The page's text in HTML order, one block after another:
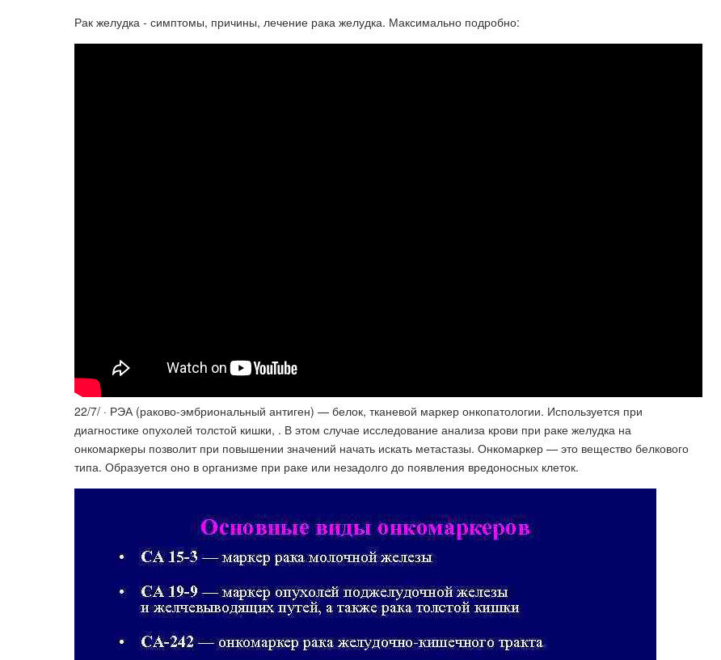
Рак желудка - симптомы, причины, лечение рака желудка. Максимально подробно:
22/7/ · РЭА (раково-эмбриональный антиген) — белок, тканевой маркер онкопатологии. Используется при
диагностике опухолей толстой кишки, . В этом случае исследование анализа крови при раке желудка на
онкомаркеры позволит при повышении значений начать искать метастазы. Онкомаркер — это вещество белкового
типа. Образуется оно в организме при раке или незадолго до появления вредоносных клеток.